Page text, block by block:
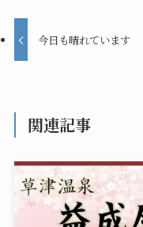
今日も晴れています
関連記事